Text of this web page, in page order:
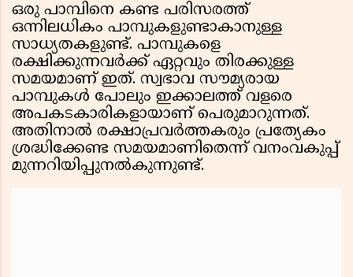
ഒരു പാമ്പിനെ കണ്ട പരിസരത്ത്
ഒന്നിലധികം പാമ്പുകളുണ്ടാകാനുള്ള
സാധ്യതകളുണ്ട്. പാമ്പുകളെ
രക്ഷിക്കുന്നവർക്ക് ഏറ്റവും തിരക്കുള്ള
സമയമാണ് ഇത്. സ്വഭാവ സൗമ്യരായ
പാമ്പുകൾ പോലും ഇക്കാലത്ത് വളരെ
അപകടകാരികളായാണ് പെരുമാറുന്നത്.
അതിനാല്‍ രക്ഷാപ്രവര്‍ത്തകരും പ്രത്യേകം
ശ്രദ്ധിക്കേണ്ട സമയമാണിതെന്ന് വനംവകുപ്പ്
മുന്നറിയിപ്പുനല്‍കുന്നുണ്ട്.